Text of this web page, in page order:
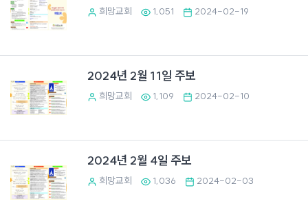
희망교회 1,051 2024-02-19
2024년 2월 11일 주보
희망교회 1,109 2024-02-10
2024년 2월 4일 주보
희망교회 1,036 2024-02-03